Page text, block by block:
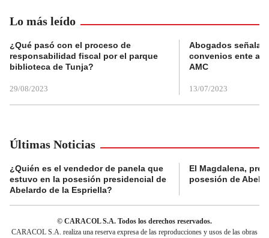
Lo más leído
¿Qué pasó con el proceso de
responsabilidad fiscal por el parque
biblioteca de Tunja?
29/08/2023
Abogados
convenios ente
AMC
13/07/2023
Últimas Noticias
¿Quién es el vendedor de panela que
estuvo en la posesión presidencial de
Abelardo de la Espriella?
El Magdalena,
posesión de
© CARACOL S.A. Todos los derechos reservados.
CARACOL S.A. realiza una reserva expresa de las reproducciones y usos de las obras